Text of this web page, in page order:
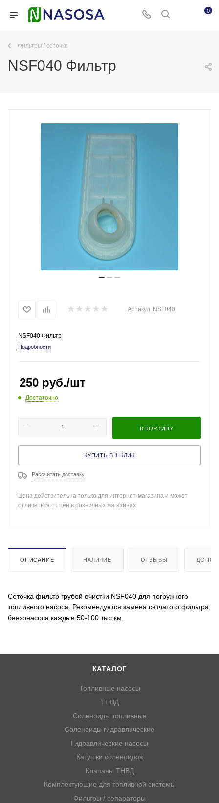
0
Фильтры / сеточки
NSF040 Фильтр
Артикул: NSF040
NSF040 Фильтр
Подробности
250 руб./шт
Достаточно
В КОРЗИНУ
КУПИТЬ В 1 КЛИК
Рассчитать доставку
Цена действительна только для интернет-магазина и может
отличаться от цен в розничных магазинах
ОПИСАНИЕ НАЛИЧИЕ ОТЗЫВЫ
Сеточка фильтр грубой очистки NSF040 для погружного
топливного насоса. Рекомендуется замена сетчатого фильтра
бензонасоса каждые 50-100 тыс.км.
КАТАЛОГ
Топливные насосы
ТНВД
Соленоиды топливные
Соленоиды гидравлические
Гидравлические насосы
Катушки соленоидов
Клапаны ТНВД
Комплектующие для топливной системы
Фильтры / сепараторы